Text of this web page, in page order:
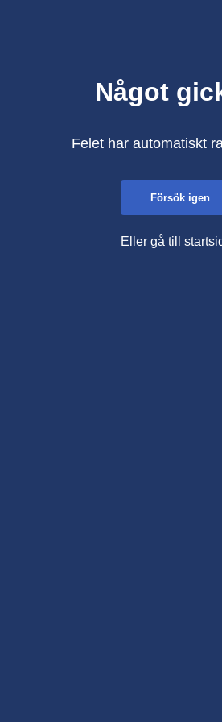
Något
Felet har automatiskt
Försök igen
Eller gå till